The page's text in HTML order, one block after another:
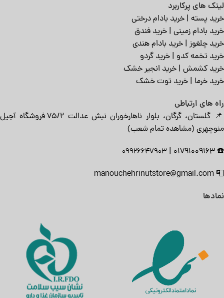
لینک های پرکاربرد
خرید پسته | خرید بادام درختی
خرید بادام زمینی | خرید فندق
خرید چلغوز | خرید بادام هندی
خرید تخمه کدو | خرید گردو
خرید کشمش | خرید انجیر خشک
خرید خرما | خرید توت خشک
راه های ارتباطی
📌 گلستان، گرگان، بلوار ناهارخوران نبش عدالت ۷۵/۲ فروشگاه آجیل
منوچهری (مشاهده تمام شعب)
☎️
01791009163
|
09926647903
📮
manouchehrinutstore@gmail.com
نمادها